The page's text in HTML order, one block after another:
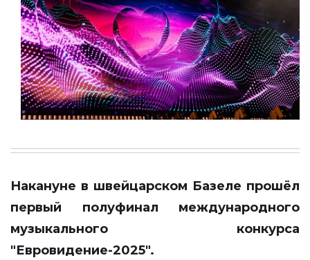
Накануне в швейцарском Базеле прошёл
первый полуфинал международного
музыкального конкурса
"Евровидение-2025".